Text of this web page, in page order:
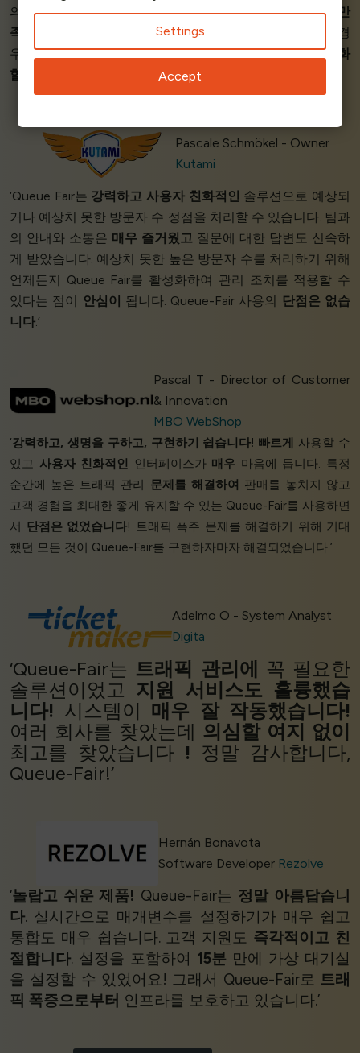
의 서비스입니다.인상적인 공정한 가격!저희는서비스에 만
족
하고 있습니다. 저희는 보통 가끔씩 사용자가 폭주하는 경
우가 있는데, Queue-Fair를 통해 마침내서버를 다시 안정화
할
수 있었고 판매 프로세스도완벽했습니다
Pascale Schmökel - Owner
Kutami
‘Queue Fair는 강력하고 사용자 친화적인 솔루션으로 예상되
거나 예상치 못한 방문자 수 정점을 처리할 수 있습니다. 팀과
의 안내와 소통은 매우 즐거웠고 질문에 대한 답변도 신속하
게 받았습니다. 예상치 못한 높은 방문자 수를 처리하기 위해
언제든지 Queue Fair를 활성화하여 관리 조치를 적용할 수
있다는 점이 안심이 됩니다. Queue-Fair 사용의 단점은 없습
니다.’
Pascal T - Director of Customer
& Innovation
MBO WebShop
‘강력하고, 생명을 구하고, 구현하기 쉽습니다! 빠르게
사용할 수
있고 사용자 친화적인 인터페이스가 매우 마음에 듭니다. 특정
순간에 높은 트래픽 관리 문제를 해결하여 판매를 놓치지 않고
고객 경험을 최대한 좋게 유지할 수 있는 Queue-Fair를 사용하면
서 단점은 없었습니다! 트래픽 폭주 문제를 해결하기 위해 기대
했던 모든 것이 Queue-Fair를 구현하자마자 해결되었습니다.’
Adelmo O - System Analyst
Digita
‘Queue-Fair는 트래픽 관리에 꼭 필요한
솔루션이었고 지원 서비스도 훌륭했습
니다! 시스템이 매우 잘 작동했습니다!
여러 회사를 찾았는데 의심할 여지 없이
최고를 찾았습니다 ! 정말 감사합니다,
Queue-Fair!’
Hernán Bonavota
Software Developer Rezolve
‘놀랍고 쉬운 제품! Queue-Fair는 정말 아름답습니
다. 실시간으로 매개변수를 설정하기가 매우 쉽고
통합도 매우 쉽습니다. 고객 지원도 즉각적이고 친
절합니다. 설정을 포함하여 15분 만에 가상 대기실
을 설정할 수 있었어요! 그래서 Queue-Fair로 트래
픽 폭증으로부터 인프라를 보호하고 있습니다.’
Settings
Accept